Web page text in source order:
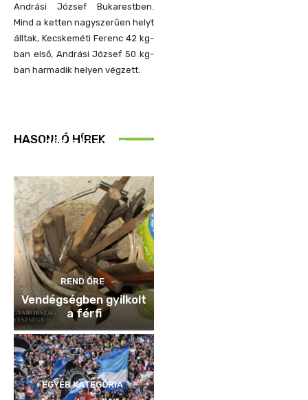
Andrási József Bukarestben.
Mind a ketten nagyszerűen helyt
álltak, Kecskeméti Ferenc 42 kg-
ban első, Andrási József 50 kg-
ban harmadik helyen végzett.
HASONLÓ HÍREK
Idén is közösen
REND ŐRE
Vendégségben gyilkolt
a férfi
EGYÉB KATEGÓRIA